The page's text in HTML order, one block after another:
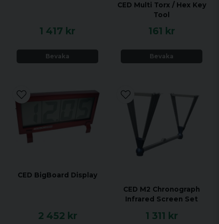
1 417 kr
Bevaka
CED Multi Torx / Hex Key
Tool
161 kr
Bevaka
CED BigBoard Display
2 452 kr
CED M2 Chronograph
Infrared Screen Set
1 311 kr